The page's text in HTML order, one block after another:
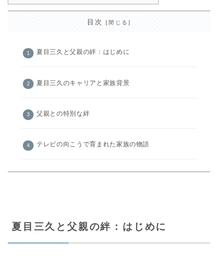
目次
夏目三久と父親の絆：はじめに
夏目三久のキャリアと家族背景
父親との特別な絆
テレビの向こうで育まれた家族の物語
夏目三久と父親の絆：はじめに